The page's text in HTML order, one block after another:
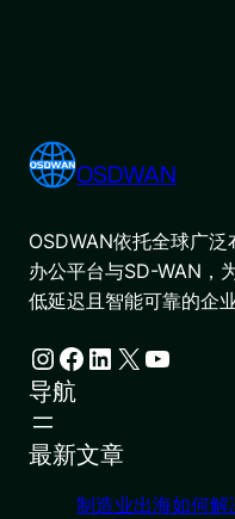
OSDWAN
OSDWAN依托全球广
办公平台与SD-WAN，
低延迟且智能可靠的企
Instagram Facebook LinkedIn X YouTube
导航
最新文章
制造业出海如何解